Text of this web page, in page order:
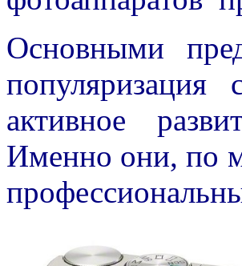
Основными
активное
Именно они, по